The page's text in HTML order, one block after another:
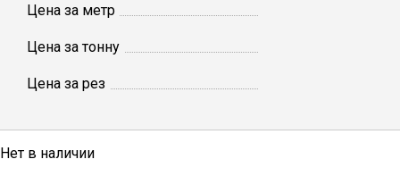
Катанка
Профлист
Цена за метр
Цена за тонну
Цена за рез
Нет в наличии